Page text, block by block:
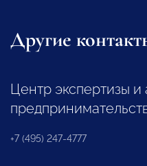
Другие
Центр экспертизы
+7 (495) 247-4777